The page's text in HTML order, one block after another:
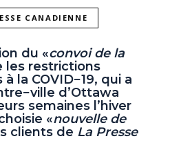
CANADIENNE
du «convoi de la
les restrictions
la COVID−19, qui a
d’Ottawa
semaines l’hiver
«nouvelle de
clients de La Presse